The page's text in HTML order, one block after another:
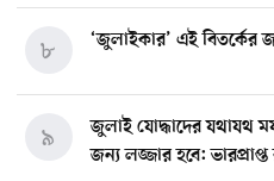
‘জুলাইকার’ এই বিতর্কের
৮
জুলাই যোদ্ধাদের যথাযথ
জন্য লজ্জার হবে: ভারপ্রাপ্ত
৯